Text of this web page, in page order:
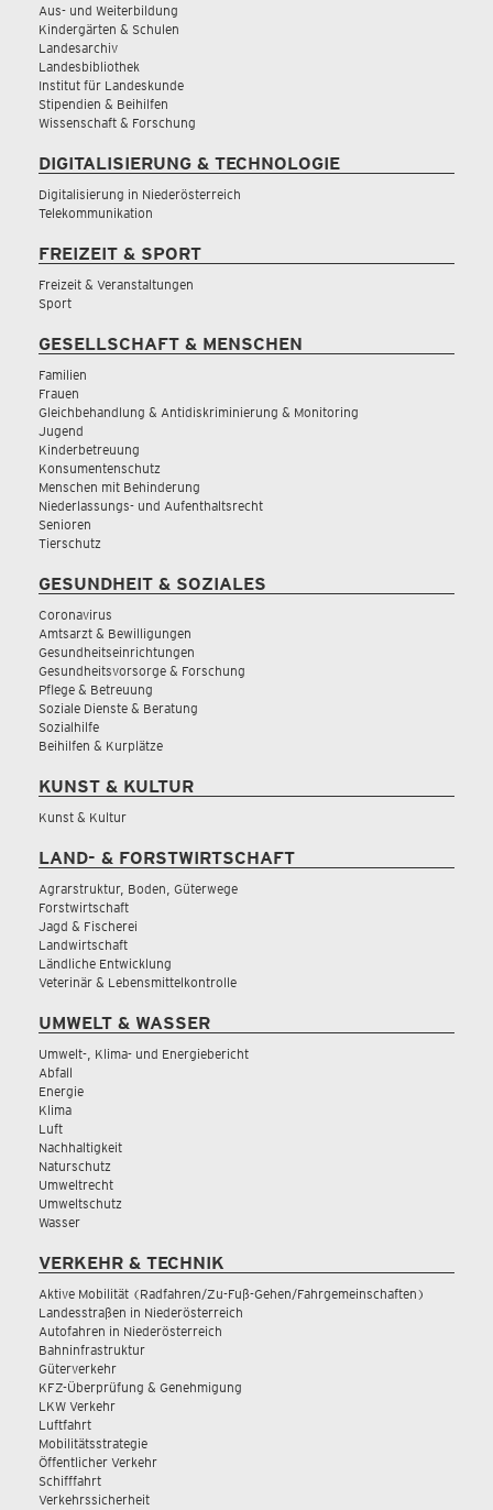
Aus- und Weiterbildung
Kindergärten & Schulen
Landesarchiv
Landesbibliothek
Institut für Landeskunde
Stipendien & Beihilfen
Wissenschaft & Forschung
DIGITALISIERUNG & TECHNOLOGIE
Digitalisierung in Niederösterreich
Telekommunikation
FREIZEIT & SPORT
Freizeit & Veranstaltungen
Sport
GESELLSCHAFT & MENSCHEN
Familien
Frauen
Gleichbehandlung & Antidiskriminierung & Monitoring
Jugend
Kinderbetreuung
Konsumentenschutz
Menschen mit Behinderung
Niederlassungs- und Aufenthaltsrecht
Senioren
Tierschutz
GESUNDHEIT & SOZIALES
Coronavirus
Amtsarzt & Bewilligungen
Gesundheitseinrichtungen
Gesundheitsvorsorge & Forschung
Pflege & Betreuung
Soziale Dienste & Beratung
Sozialhilfe
Beihilfen & Kurplätze
KUNST & KULTUR
Kunst & Kultur
LAND- & FORSTWIRTSCHAFT
Agrarstruktur, Boden, Güterwege
Forstwirtschaft
Jagd & Fischerei
Landwirtschaft
Ländliche Entwicklung
Veterinär & Lebensmittelkontrolle
UMWELT & WASSER
Umwelt-, Klima- und Energiebericht
Abfall
Energie
Klima
Luft
Nachhaltigkeit
Naturschutz
Umweltrecht
Umweltschutz
Wasser
VERKEHR & TECHNIK
Aktive Mobilität (Radfahren/Zu-Fuß-Gehen/Fahrgemeinschaften)
Landesstraßen in Niederösterreich
Autofahren in Niederösterreich
Bahninfrastruktur
Güterverkehr
KFZ-Überprüfung & Genehmigung
LKW Verkehr
Luftfahrt
Mobilitätsstrategie
Öffentlicher Verkehr
Schifffahrt
Verkehrssicherheit